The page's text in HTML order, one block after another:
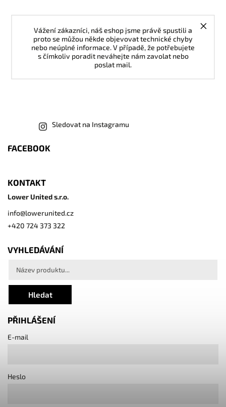
Vážení zákazníci, náš eshop jsme právě spustili a
proto se můžou někde objevovat technické chyby
nebo neúplné informace. V případě, že potřebujete
s čímkoliv poradit neváhejte nám zavolat nebo
poslat mail.
Sledovat na Instagramu
FACEBOOK
KONTAKT
Lower United s.r.o.
info@lowerunited.cz
+420 724 373 322
VYHLEDÁVÁNÍ
Hledat
PŘIHLÁŠENÍ
E-mail
Heslo